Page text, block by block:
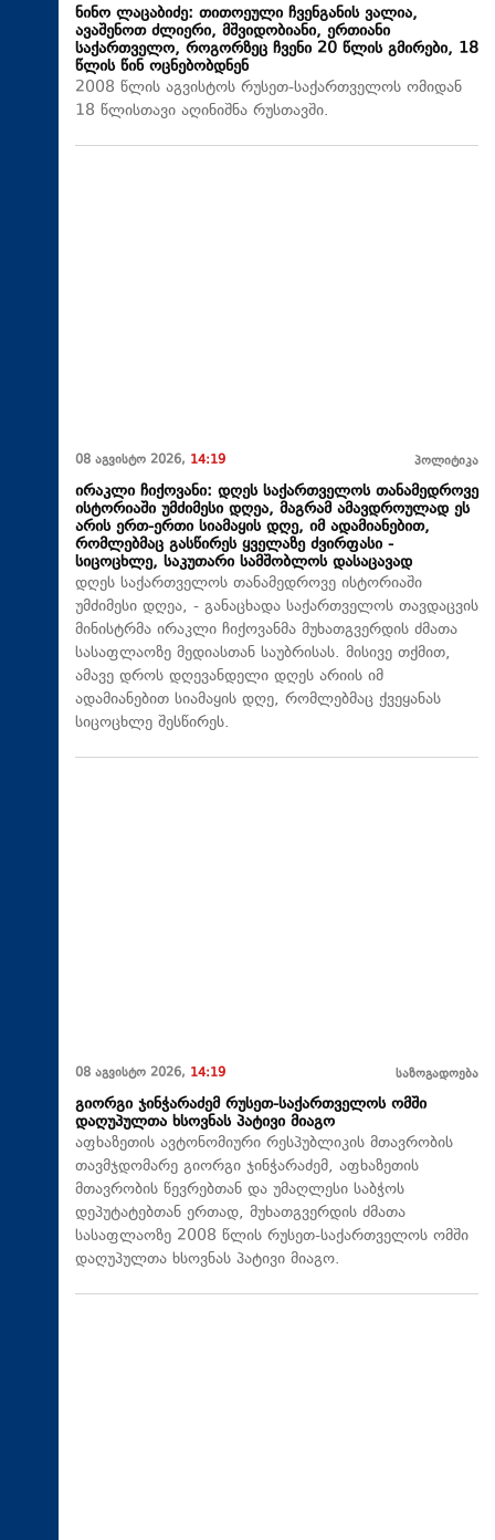
ნინო ლაცაბიძე: თითოეული ჩვენგანის ვალია,
ავაშენოთ ძლიერი, მშვიდობიანი, ერთიანი
საქართველო, როგორზეც ჩვენი 20 წლის გმირები, 18
წლის წინ ოცნებობდნენ
2008 წლის აგვისტოს რუსეთ-საქართველოს ომიდან
18 წლისთავი აღინიშნა რუსთავში.
08 აგვისტო 2026, 14:19 პოლიტიკა
ირაკლი ჩიქოვანი: დღეს საქართველოს თანამედროვე
ისტორიაში უმძიმესი დღეა, მაგრამ ამავდროულად ეს
არის ერთ-ერთი სიამაყის დღე, იმ ადამიანებით,
რომლებმაც გასწირეს ყველაზე ძვირფასი -
სიცოცხლე, საკუთარი სამშობლოს დასაცავად
დღეს საქართველოს თანამედროვე ისტორიაში
უმძიმესი დღეა, - განაცხადა საქართველოს თავდაცვის
მინისტრმა ირაკლი ჩიქოვანმა მუხათგვერდის ძმათა
სასაფლაოზე მედიასთან საუბრისას. მისივე თქმით,
ამავე დროს დღევანდელი დღეს არიის იმ
ადამიანებით სიამაყის დღე, რომლებმაც ქვეყანას
სიცოცხლე შესწირეს.
08 აგვისტო 2026, 14:19 საზოგადოება
გიორგი ჯინჭარაძემ რუსეთ-საქართველოს ომში
დაღუპულთა ხსოვნას პატივი მიაგო
აფხაზეთის ავტონომიური რესპუბლიკის მთავრობის
თავმჯდომარე გიორგი ჯინჭარაძემ, აფხაზეთის
მთავრობის წევრებთან და უმაღლესი საბჭოს
დეპუტატებთან ერთად, მუხათგვერდის ძმათა
სასაფლაოზე 2008 წლის რუსეთ-საქართველოს ომში
დაღუპულთა ხსოვნას პატივი მიაგო.